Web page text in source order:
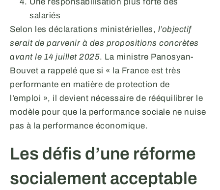
salariés
Selon les déclarations ministérielles, l’objectif
serait de parvenir à des propositions concrètes
avant le 14 juillet 2025. La ministre Panosyan-
Bouvet a rappelé que si « la France est très
performante en matière de protection de
l’emploi », il devient nécessaire de rééquilibrer le
modèle pour que la performance sociale ne nuise
pas à la performance économique.
Les défis d’une réforme
socialement acceptable